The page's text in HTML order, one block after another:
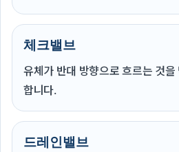
체크밸브
유체가 반대 방향으로 흐르는 것을
합니다.
드레인밸브